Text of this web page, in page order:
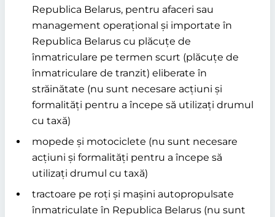
Republica Belarus, pentru afaceri sau
management operațional și importate în
Republica Belarus cu plăcuțe de
înmatriculare pe termen scurt (plăcuțe de
înmatriculare de tranzit) eliberate în
străinătate (nu sunt necesare acțiuni și
formalități pentru a începe să utilizați drumul
cu taxă)
mopede și motociclete (nu sunt necesare
acțiuni și formalități pentru a începe să
utilizați drumul cu taxă)
tractoare pe roți și mașini autopropulsate
înmatriculate în Republica Belarus (nu sunt